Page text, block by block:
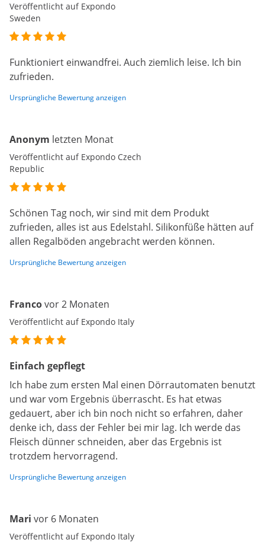
Veröffentlicht auf Expondo
Sweden
Funktioniert einwandfrei. Auch ziemlich leise. Ich bin
zufrieden.
Ursprüngliche Bewertung anzeigen
Anonym letzten Monat
Veröffentlicht auf Expondo Czech
Republic
Schönen Tag noch, wir sind mit dem Produkt
zufrieden, alles ist aus Edelstahl. Silikonfüße hätten auf
allen Regalböden angebracht werden können.
Ursprüngliche Bewertung anzeigen
Francovor 2 Monaten
Veröffentlicht auf Expondo Italy
Einfach gepflegt
Ich habe zum ersten Mal einen Dörrautomaten benutzt
und war vom Ergebnis überrascht. Es hat etwas
gedauert, aber ich bin noch nicht so erfahren, daher
denke ich, dass der Fehler bei mir lag. Ich werde das
Fleisch dünner schneiden, aber das Ergebnis ist
trotzdem hervorragend.
Ursprüngliche Bewertung anzeigen
Mari vor 6 Monaten
Veröffentlicht auf Expondo Italy